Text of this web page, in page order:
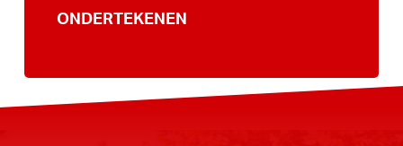
ONDERTEKENEN